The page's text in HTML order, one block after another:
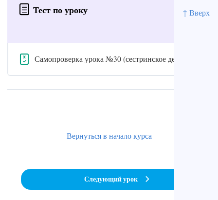
↑ Вверх
Тест по уроку
Самопроверка урока №30 (сестринское дело)
Вернуться в начало курса
Следующий урок